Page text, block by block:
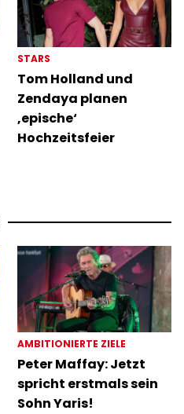
STARS
Tom Holland und
Zendaya planen
‚epische‘
Hochzeitsfeier
AMBITIONIERTE ZIELE
Peter Maffay: Jetzt
spricht erstmals sein
Sohn Yaris!